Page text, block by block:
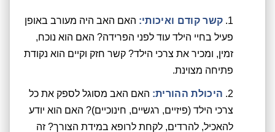
קשר קודם ואיכותי: האם האב היה מעורב באופן
פעיל בחיי הילד עוד לפני הפרידה? האם הוא נוכח,
זמין, ומכיר את צרכי הילד? קשר חזק וקיים הוא נקודת
פתיחה מצוינת.
היכולת ההורית: האם האב מסוגל לספק את כל
צרכי הילד (פיזיים, רגשיים, חינוכיים)? האם הוא יודע
להאכיל, להרדים, לקחת לרופא במידת הצורך? זה